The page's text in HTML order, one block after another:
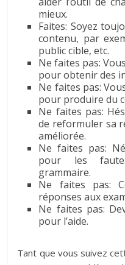
mieux.
Faites: Soyez
contenu, par
public cible, etc.
Ne faites pas:
pour obtenir des
Ne faites pas:
pour produire du
Ne faites pas:
de reformuler sa
améliorée.
Ne faites pas:
pour les
grammaire.
Ne faites pas:
réponses aux
Ne faites pas:
pour l’aide.
Tant que vous suivez